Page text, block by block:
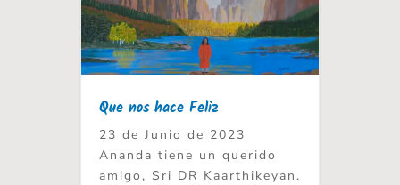
Que nos hace Feliz
23 de Junio de 2023
Ananda tiene un querido
amigo, Sri DR Kaarthikeyan.